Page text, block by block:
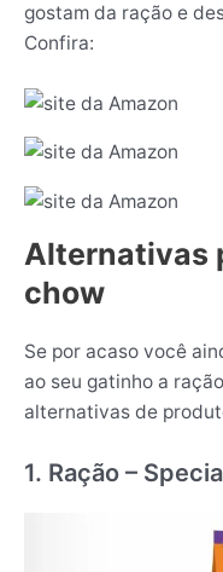
gostam da ração e
Confira:
Alternativas
chow
Se por acaso você
ao seu gatinho a
alternativas de
1. Ração –